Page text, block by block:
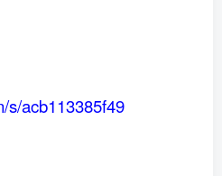
s/acb113385f49